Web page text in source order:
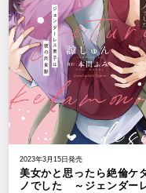
2023年3月15日発売
美女かと思ったら絶倫ケ
ノでした ～ジェンダー